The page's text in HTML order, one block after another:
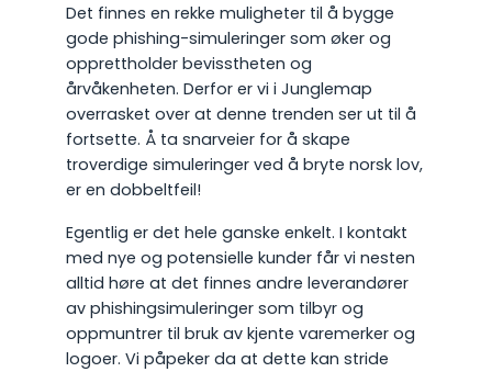
Det finnes en rekke muligheter til å bygge
gode phishing-simuleringer som øker og
opprettholder bevisstheten og
årvåkenheten. Derfor er vi i Junglemap
overrasket over at denne trenden ser ut til å
fortsette. Å ta snarveier for å skape
troverdige simuleringer ved å bryte norsk lov,
er en dobbeltfeil!
Egentlig er det hele ganske enkelt. I kontakt
med nye og potensielle kunder får vi nesten
alltid høre at det finnes andre leverandører
av phishingsimuleringer som tilbyr og
oppmuntrer til bruk av kjente varemerker og
logoer. Vi påpeker da at dette kan stride